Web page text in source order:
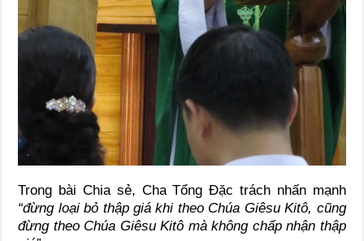
Trong bài Chia sẻ, Cha Tổng Đặc trách nhấn mạnh
“đừng loại bỏ thập giá khi theo Chúa Giêsu Kitô, cũng
đừng theo Chúa Giêsu Kitô mà không chấp nhận thập